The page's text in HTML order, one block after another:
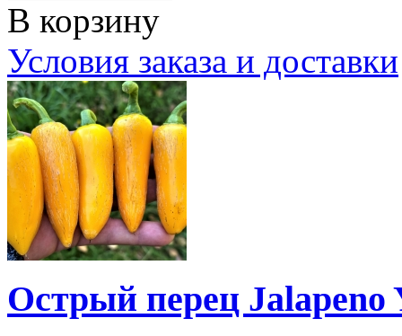
В корзину
Условия заказа и доставки
Острый перец Jalapeno